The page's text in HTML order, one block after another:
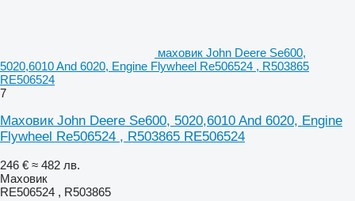
маховик John Deere Se600,
5020,6010 And 6020, Engine Flywheel Re506524 , R503865
RE506524
7
Маховик John Deere Se600, 5020,6010 And 6020, Engine
Flywheel Re506524 , R503865 RE506524
246 € ≈ 482 лв.
Маховик
RE506524 , R503865